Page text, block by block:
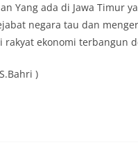
Yang ada di Jawa Timur
negara tau dan
rakyat ekonomi terbangun
)